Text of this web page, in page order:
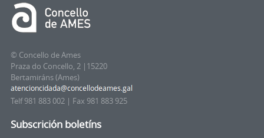
© Concello de Ames
Praza do Concello, 2 |15220
Bertamiráns (Ames)
Telf 981 883 002 | Fax 981 883 925
Subscrición boletíns